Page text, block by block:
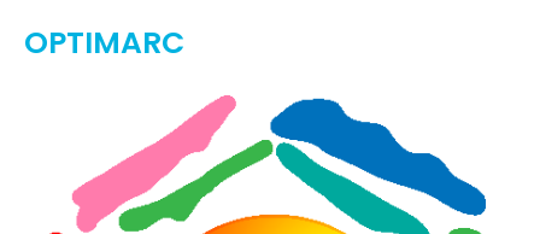
OPTIMARC